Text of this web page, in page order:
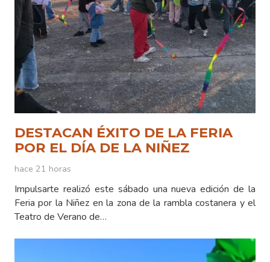
DESTACAN ÉXITO DE LA FERIA
POR EL DÍA DE LA NIÑEZ
hace 21 horas
Impulsarte realizó este sábado una nueva edición de la
Feria por la Niñez en la zona de la rambla costanera y el
Teatro de Verano de…